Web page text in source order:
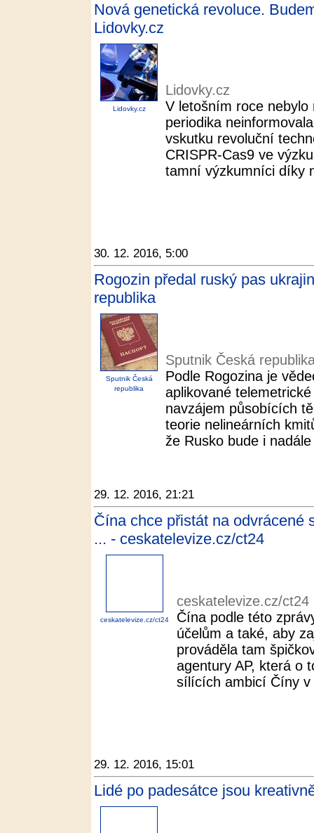
Nová genetická revoluce.
Lidovky.cz
Lidovky.cz
Lidovky.cz
V letošním roce
periodika
vskutku revoluční
CRISPR-Cas9 ve
tamní výzkumníci díky
30. 12. 2016, 5:00
Rogozin předal ruský pas
republika
Sputnik Česká
republika
Sputnik Česká
Podle Rogozina je
aplikované
navzájem působících
teorie nelineárních
že Rusko bude i
29. 12. 2016, 21:21
Čína chce přistát na odvrácené
... - ceskatelevize.cz/ct24
ceskatelevize.cz/ct24
ceskatelevize.cz/ct24
Čína podle této
účelům a také, aby
prováděla tam
agentury AP, která o
sílících ambicí Číny v
29. 12. 2016, 15:01
Lidé po padesátce jsou